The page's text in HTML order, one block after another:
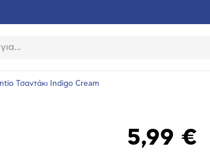
Τσαντάκι Indigo Cream
5,99 €